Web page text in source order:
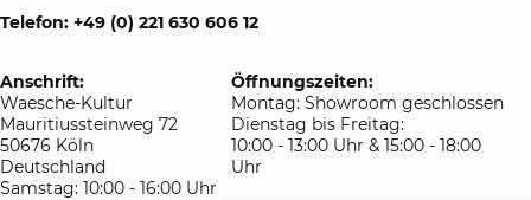
Telefon: +49 (0) 221 630 606 12
Anschrift:
Waesche-Kultur
Mauritiussteinweg 72
50676 Köln
Deutschland
Öffnungszeiten:
Montag: Showroom geschlossen
Dienstag bis Freitag:
10:00 - 13:00 Uhr & 15:00 - 18:00
Uhr
Samstag: 10:00 - 16:00 Uhr